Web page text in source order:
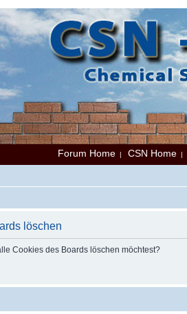
Forum Home | CSN Home
löschen
Cookies des Boards löschen möchtest?